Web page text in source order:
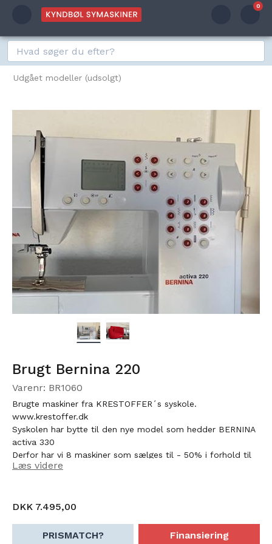
0
Udgået modeller (udsolgt)
Brugt Bernina 220
Varenr: BR1060
Brugte maskiner fra KRESTOFFER´s syskole.
www.krestoffer.dk
Syskolen har bytte til den nye model som hedder BERNINA
activa 330
Derfor har vi 8 maskiner som sælges til - 50% i forhold til
nypris.
Støvhætte
Tilberhørs taske med
Læs videre
DKK 7.495,00
PRISMATCH? Finansiering